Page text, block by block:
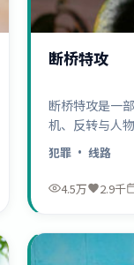
断桥特攻
断桥特攻是一
机、反转与人
荐观看。
犯罪· 线路
4.5万 2.9千